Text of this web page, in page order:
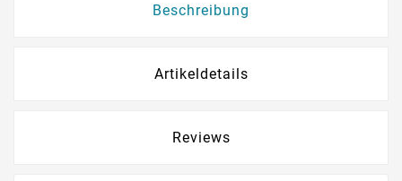
Beschreibung
Artikeldetails
Reviews